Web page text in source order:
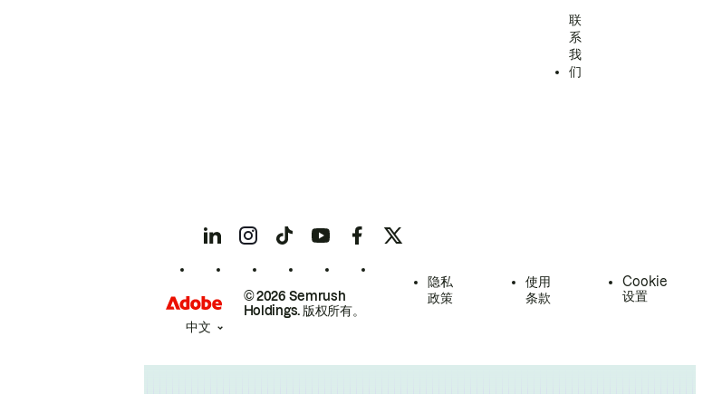
联
系
我
们
© 2026 Semrush
Holdings. 版权所有。
隐私
政策
使用
条款
Cookie
设置
中文